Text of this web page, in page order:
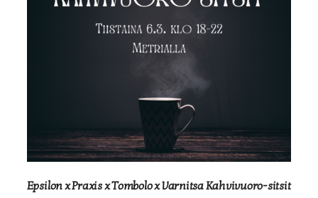
Epsilon x Praxis x Tombolo x Varnitsa Kahvivuoro-sitsit